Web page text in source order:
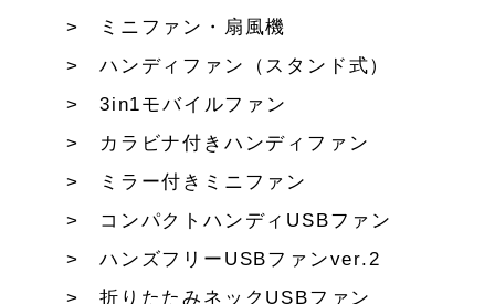
ミニファン・扇風機
ハンディファン（スタンド式）
3in1モバイルファン
カラビナ付きハンディファン
ミラー付きミニファン
コンパクトハンディUSBファン
ハンズフリーUSBファンver.2
折りたたみネックUSBファン